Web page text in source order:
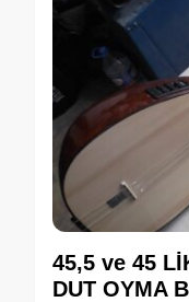
45,5 ve 45
DUT OYMA